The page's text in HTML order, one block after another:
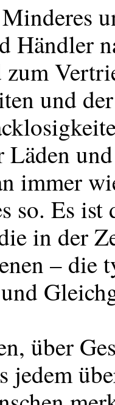
Händler
und
immer
so. Es ist
in der
– die
über
jedem